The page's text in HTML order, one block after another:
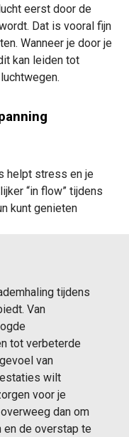
eerst door de
Dat is vooral fijn
Wanneer je door je
kan leiden tot
helpt stress en je
“in flow” tijdens
kunt genieten
tijdens
Van
tot verbeterde
van
wilt
voor je
dan om
en de overstap te